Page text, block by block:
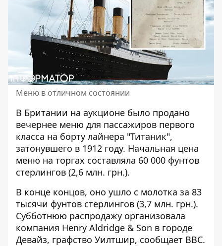
Меню в отличном состоянии
В Британии на аукционе было продано
вечернее меню для пассажиров первого
класса на борту лайнера "Титаник",
затонувшего в 1912 году. Начальная цена
меню на торгах составляла 60 000 фунтов
стерлингов (2,6 млн. грн.).
В конце концов, оно ушло с молотка за 83
тысячи фунтов стерлингов (3,7 млн. ​​грн.).
Субботнюю распродажу организовала
компания Henry Aldridge & Son в городе
Девайз, графство Уилтшир, сообщает ВВС.